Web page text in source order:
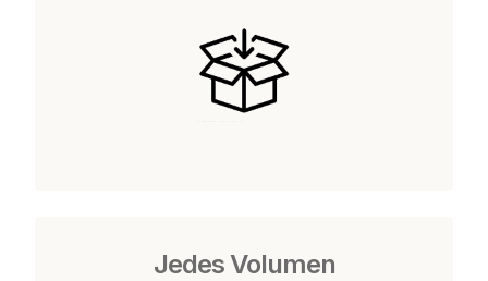
Jedes Volumen